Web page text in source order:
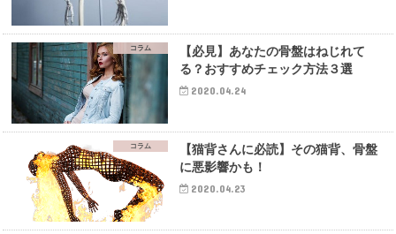
コラム
【必見】あなたの骨盤はねじれて
る？おすすめチェック方法３選
2020.04.24
コラム
【猫背さんに必読】その猫背、骨盤
に悪影響かも！
2020.04.23